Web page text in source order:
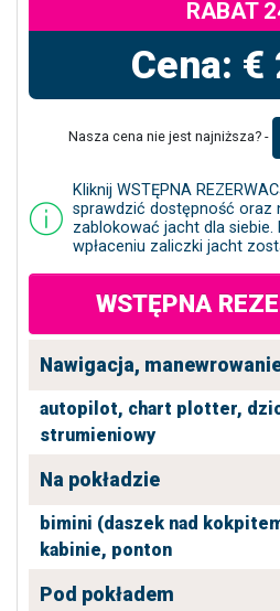
RABAT
Cena: €
Nasza cena nie jest najniższa? -
Kliknij WSTĘPNA
sprawdzić dostępność oraz
zablokować jacht dla
wpłaceniu zaliczki jacht
WSTĘPNA
Nawigacja,
autopilot, chart plotter,
strumieniowy
Na pokładzie
bimini (daszek nad
kabinie, ponton
Pod pokładem